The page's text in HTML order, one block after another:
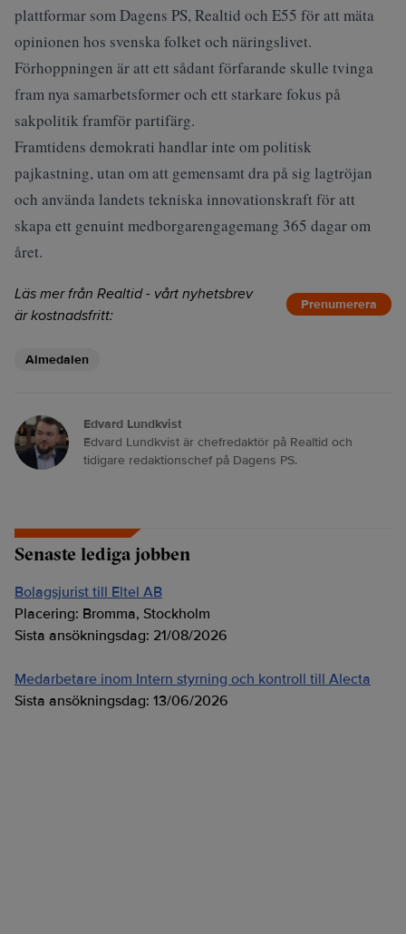
plattformar som Dagens PS, Realtid och E55 för att mäta
opinionen hos svenska folket och näringslivet.
Förhoppningen är att ett sådant förfarande skulle tvinga
fram nya samarbetsformer och ett starkare fokus på
sakpolitik framför partifärg.
Framtidens demokrati handlar inte om politisk
pajkastning, utan om att gemensamt dra på sig lagtröjan
och använda landets tekniska innovationskraft för att
skapa ett genuint medborgarengagemang 365 dagar om
året.
Läs mer från Realtid - vårt nyhetsbrev
är kostnadsfritt:
Prenumerera
Almedalen
Edvard Lundkvist
Edvard Lundkvist är chefredaktör på Realtid och
tidigare redaktionschef på Dagens PS.
Senaste lediga jobben
Bolagsjurist till Eltel AB
Placering: Bromma, Stockholm
Sista ansökningsdag: 21/08/2026
Medarbetare inom Intern styrning och kontroll till Alecta
Sista ansökningsdag: 13/06/2026